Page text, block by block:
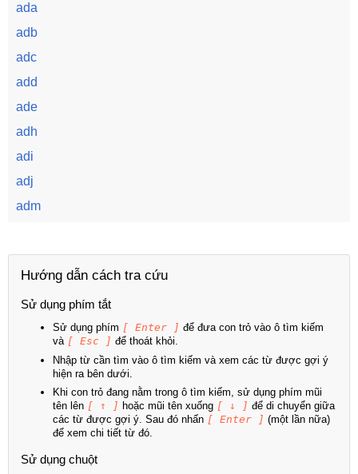
ada
adb
adc
add
ade
adh
adi
adj
adm
Hướng dẫn cách tra cứu
Sử dụng phím tắt
Sử dụng phím [ Enter ] để đưa con trỏ vào ô tìm kiếm
và [ Esc ] để thoát khỏi.
Nhập từ cần tìm vào ô tìm kiếm và xem các từ được gợi ý
hiện ra bên dưới.
Khi con trỏ đang nằm trong ô tìm kiếm, sử dụng phím mũi
tên lên [ ↑ ] hoặc mũi tên xuống [ ↓ ] để di chuyển giữa
các từ được gợi ý. Sau đó nhấn [ Enter ] (một lần nữa)
để xem chi tiết từ đó.
Sử dụng chuột